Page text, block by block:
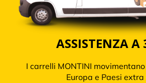
ASSISTENZA A
I carrelli MONTINI
Europa e Paesi extra